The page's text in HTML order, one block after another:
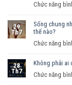
Chức năng
29
Th7
Sống chung
thế nào?
Chức năng
28
Th7
Không phải ai
Chức năng